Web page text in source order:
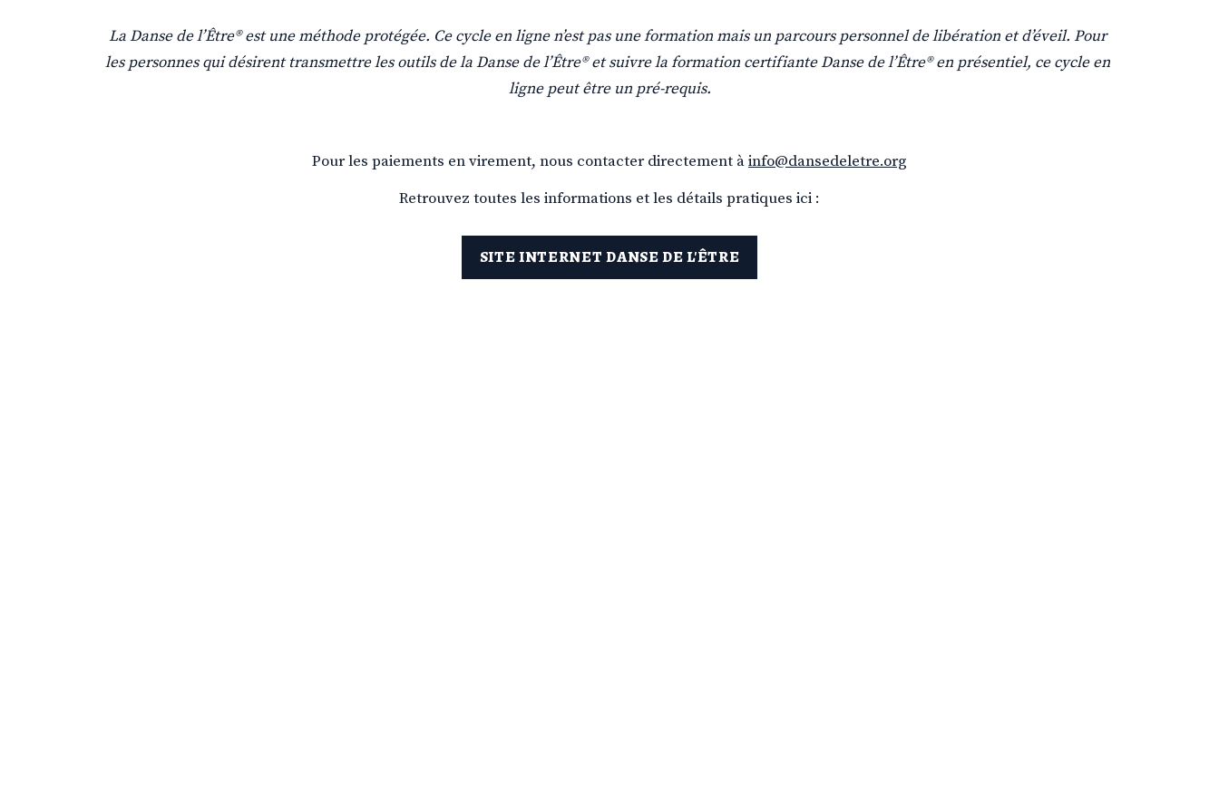
La Danse de l’Être® est une méthode protégée. Ce cycle en ligne n’est pas une formation mais un parcours personnel de libération et d’éveil. Pour
les personnes qui désirent transmettre les outils de la Danse de l’Être® et suivre la formation certifiante Danse de l’Être® en présentiel, ce cycle en
ligne peut être un pré-requis.
Pour les paiements en virement, nous contacter directement à info@dansedeletre.org
Retrouvez toutes les informations et les détails pratiques ici :
SITE INTERNET DANSE DE L'ÊTRE